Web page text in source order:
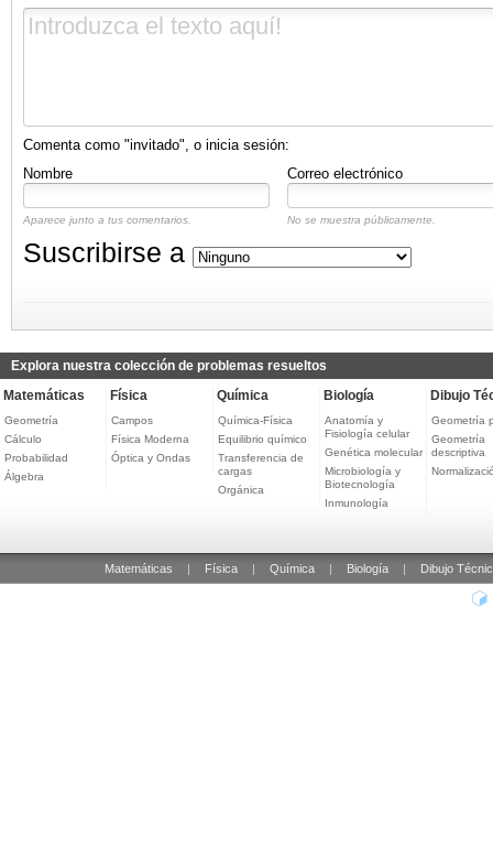
Comenta como "invitado", o inicia sesión:
Nombre
Correo electrónico
Aparece junto a tus comentarios. No se muestra públicamente.
Suscribirse a
Explora nuestra colección de problemas resueltos
Matemáticas
Geometría
Cálculo
Probabilidad
Álgebra
Física
Campos
Física Moderna
Óptica y Ondas
Química
Química-Física
Equilibrio químico
Transferencia de
cargas
Orgánica
Biología
Anatomía y
Fisiología celular
Genética molecular
Microbiología y
Biotecnología
Inmunología
Dibujo
Geometría
Geometría
descriptiva
Matemáticas Física Química Biología Dibujo